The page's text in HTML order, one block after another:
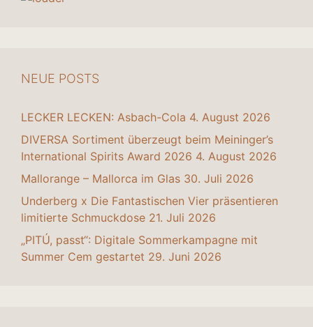
NEUE POSTS
LECKER LECKEN: Asbach-Cola 4. August 2026
DIVERSA Sortiment überzeugt beim Meininger’s
International Spirits Award 2026 4. August 2026
Mallorange – Mallorca im Glas 30. Juli 2026
Underberg x Die Fantastischen Vier präsentieren
limitierte Schmuckdose 21. Juli 2026
„PITÚ, passt“: Digitale Sommerkampagne mit
Summer Cem gestartet 29. Juni 2026